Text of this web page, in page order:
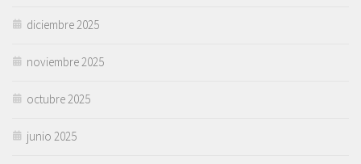
diciembre 2025
noviembre 2025
octubre 2025
junio 2025